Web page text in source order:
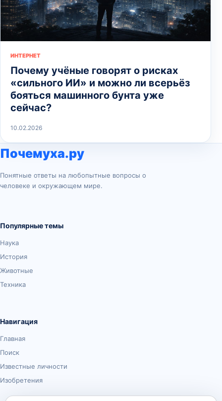
ИНТЕРНЕТ
Почему учёные говорят о рисках
«сильного ИИ» и можно ли всерьёз
бояться машинного бунта уже
сейчас?
10.02.2026
Почемуха.ру
Понятные ответы на любопытные вопросы о
человеке и окружающем мире.
Популярные темы
Наука
История
Животные
Техника
Навигация
Главная
Поиск
Известные личности
Изобретения